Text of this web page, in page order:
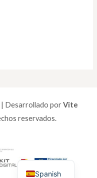
Desarrollado porVite
reservados.
Spanish